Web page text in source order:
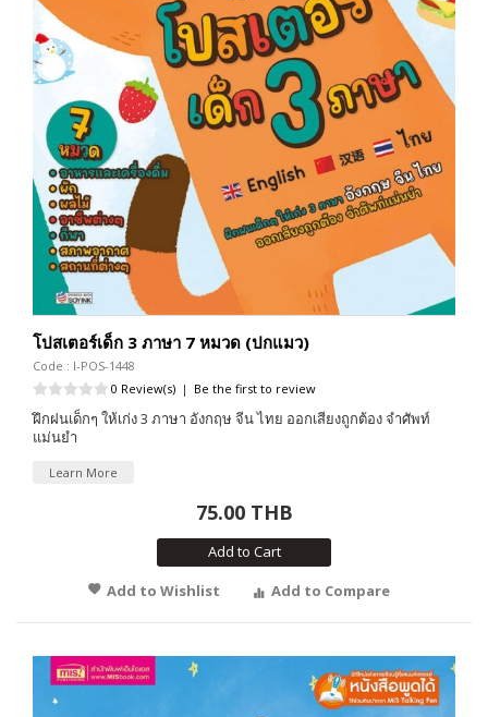
โปสเตอร์เด็ก 3 ภาษา 7 หมวด (ปกแมว)
Code : I-POS-1448
0 Review(s) | Be the first to review
ฝึกฝนเด็กๆ ให้เก่ง 3 ภาษา อังกฤษ จีน ไทย ออกเสียงถูกต้อง จำศัพท์
แม่นยำ
Learn More
75.00 THB
Add to Cart
Add to Wishlist
Add to Compare